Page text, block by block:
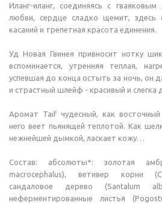
Иланг-иланг, соединяясь с гваяковым
любви, сердце сладко щемит, здесь
касаний и трепетная красота единения.
Уд Новая Гвинея привносит нотку
вспоминается, утренняя теплая,
успевшая до конца остыть за ночь, он
и страстный шлейф - красивый и слегка
Аромат Taif чудесный, как
него веет пьянящей теплотой. Как
нежнейшей дымкой, ласкает кожу…
Состав: абсолюты*: золотая
macrocephalus), ветивер корни
сандаловое дерево (Santalum
неферментированные листья